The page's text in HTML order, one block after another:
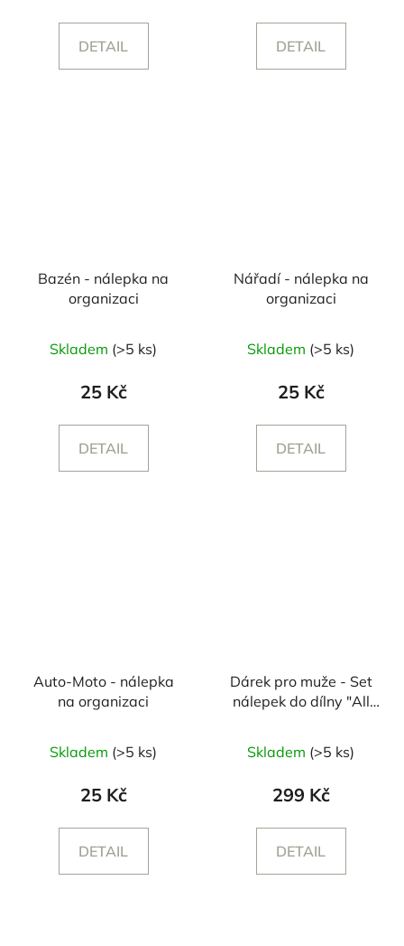
DETAIL DETAIL
Bazén - nálepka na
organizaci
Skladem (>5 ks)
25 Kč
DETAIL
Nářadí - nálepka na
organizaci
Skladem (>5 ks)
25 Kč
DETAIL
Auto-Moto - nálepka
na organizaci
Skladem (>5 ks)
25 Kč
DETAIL
Dárek pro muže - Set
nálepek do dílny "All
Skladem (>5 ks)
299 Kč
DETAIL